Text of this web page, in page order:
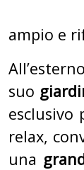
ampio e
suo
esclusivo
relax,
una